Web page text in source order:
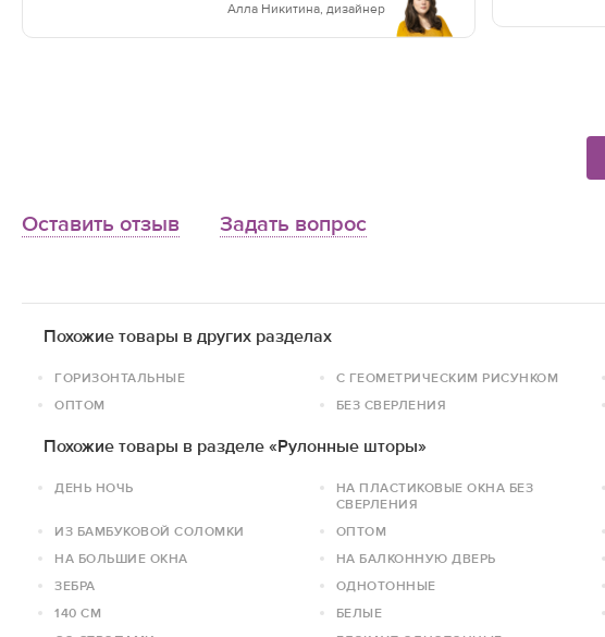
Алла Никитина, дизайнер
Оставить отзыв Задать вопрос
Похожие товары в других разделах
ГОРИЗОНТАЛЬНЫЕ С ГЕОМЕТРИЧЕСКИМ РИСУНКОМ
ОПТОМ
БЕЗ СВЕРЛЕНИЯ
Похожие товары в разделе «Рулонные шторы»
ДЕНЬ НОЧЬ
НА ПЛАСТИКОВЫЕ ОКНА БЕЗ
СВЕРЛЕНИЯ
ИЗ БАМБУКОВОЙ СОЛОМКИ ОПТОМ
НА БОЛЬШИЕ ОКНА
НА БАЛКОННУЮ ДВЕРЬ
ЗЕБРА
ОДНОТОННЫЕ
140 СМ
БЕЛЫЕ